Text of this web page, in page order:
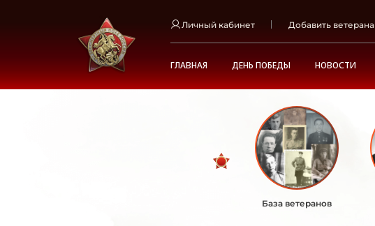
Личный кабинет Добавить ветерана
ГЛАВНАЯ ДЕНЬ ПОБЕДЫ НОВОСТИ
База ветеранов